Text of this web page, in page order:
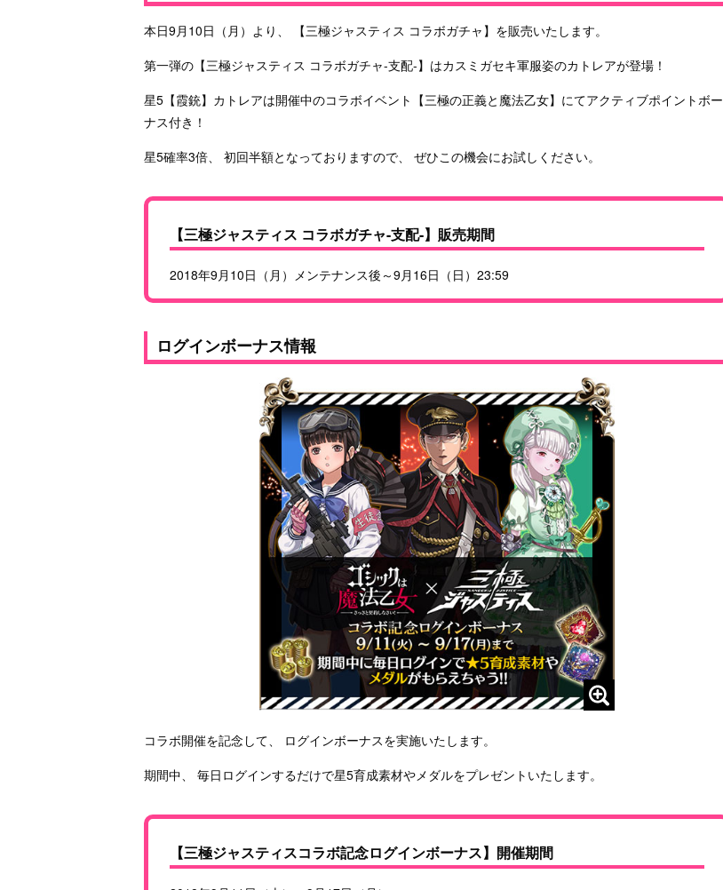
本日9月10日（月）より、 【三極ジャスティス コラボガチャ】を販売いたします。
第一弾の【三極ジャスティス コラボガチャ-支配-】はカスミガセキ軍服姿のカトレアが登場！
星5【霞銃】カトレアは開催中のコラボイベント【三極の正義と魔法乙女】にてアクティブポイントボー
ナス付き！
星5確率3倍、 初回半額となっておりますので、 ぜひこの機会にお試しください。
【三極ジャスティス コラボガチャ-支配-】販売期間
2018年9月10日（月）メンテナンス後～9月16日（日）23:59
ログインボーナス情報
コラボ開催を記念して、 ログインボーナスを実施いたします。
期間中、 毎日ログインするだけで星5育成素材やメダルをプレゼントいたします。
【三極ジャスティスコラボ記念ログインボーナス】開催期間